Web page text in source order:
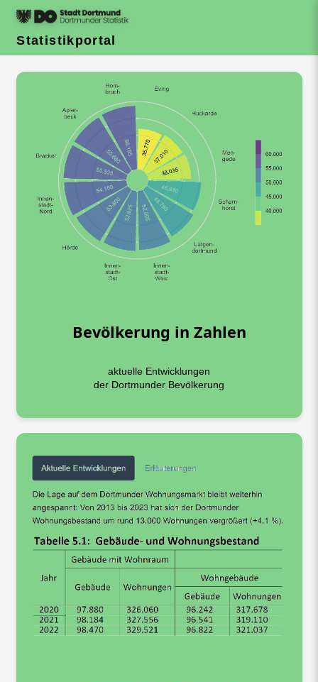
Statistikportal
Bevölkerung in Zahlen
aktuelle Entwicklungen
der Dortmunder Bevölkerung